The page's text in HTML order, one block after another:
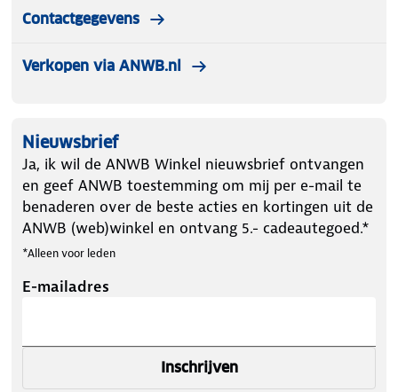
Contactgegevens
Verkopen via ANWB.nl
Nieuwsbrief
Ja, ik wil de ANWB Winkel nieuwsbrief ontvangen
en geef ANWB toestemming om mij per e-mail te
benaderen over de beste acties en kortingen uit de
ANWB (web)winkel en ontvang 5.- cadeautegoed.*
*Alleen voor leden
E-mailadres
Inschrijven